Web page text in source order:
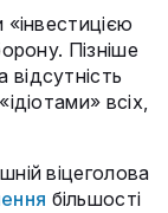
Пізніше
всіх,
віцеголова
більшості